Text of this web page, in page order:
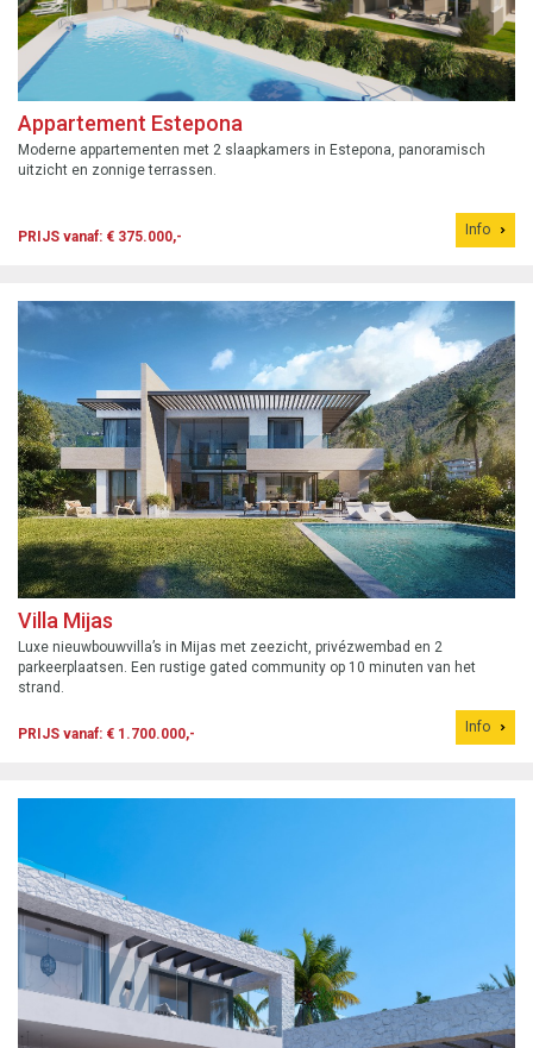
Appartement Estepona
Moderne appartementen met 2 slaapkamers in Estepona, panoramisch
uitzicht en zonnige terrassen.
PRIJS vanaf: € 375.000,- Info
Villa Mijas
Luxe nieuwbouwvilla’s in Mijas met zeezicht, privézwembad en 2
parkeerplaatsen. Een rustige gated community op 10 minuten van het
strand.
PRIJS vanaf: € 1.700.000,- Info